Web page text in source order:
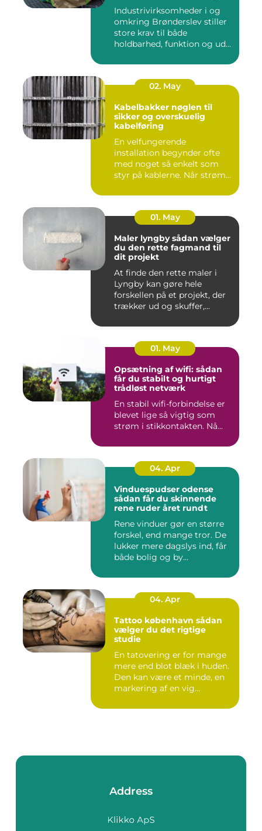
Industrivirksomheder i og
omkring Brønderslev stiller
store krav til både
holdbarhed, funktion og ud...
02. May
Kabelbakker nøglen til
sikker og overskuelig
kabelføring
En velfungerende
installation begynder ofte
med noget så enkelt som
styr på kablerne. Når strøm-,
01. May
Maler lyngby sådan vælger
du den rette fagmand til
dit projekt
At finde den rette maler i
Lyngby kan gøre hele
forskellen på et projekt, der
trækker ud og skuffer,...
01. May
Opsætning af wifi: sådan
får du stabilt og hurtigt
trådløst netværk
En stabil wifi-forbindelse er
blevet lige så vigtig som
strøm i stikkontakten. Nå...
04. Apr
Vinduespudser odense
sådan får du skinnende
rene ruder året rundt
Rene vinduer gør en større
forskel, end mange tror. De
lukker mere dagslys ind, får
både bolig og by...
04. Apr
Tattoo københavn sådan
vælger du det rigtige
studie
En tatovering er for mange
mere end blot blæk i huden.
Den kan være et minde, en
markering af en vig...
Address